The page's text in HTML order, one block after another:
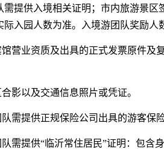
需提供入境相关证明；市内旅游景
际入园人数为准。入境游团队奖励
馆营业资质及出具的正式发票原件及
影以及交通信息照片或凭证。
队需提供正规保险公司出具的游客保
需提供“临沂常住居民”证明：包含